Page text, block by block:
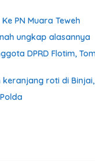
PN Muara Teweh
ungkap alasannya
DPRD Flotim,
roti di Binjai,